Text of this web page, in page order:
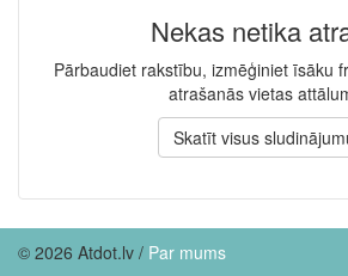
Nekas netika
Pārbaudiet rakstību, izmēģiniet īsāku
atrašanās vietas
Skatīt visus
© 2026 Atdot.lv / Par mums